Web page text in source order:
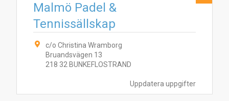
Uppdatera uppgifter
Malmö Padel &
Tennissällskap
c/o Christina Wramborg
Bruandsvägen 13
218 32 BUNKEFLOSTRAND